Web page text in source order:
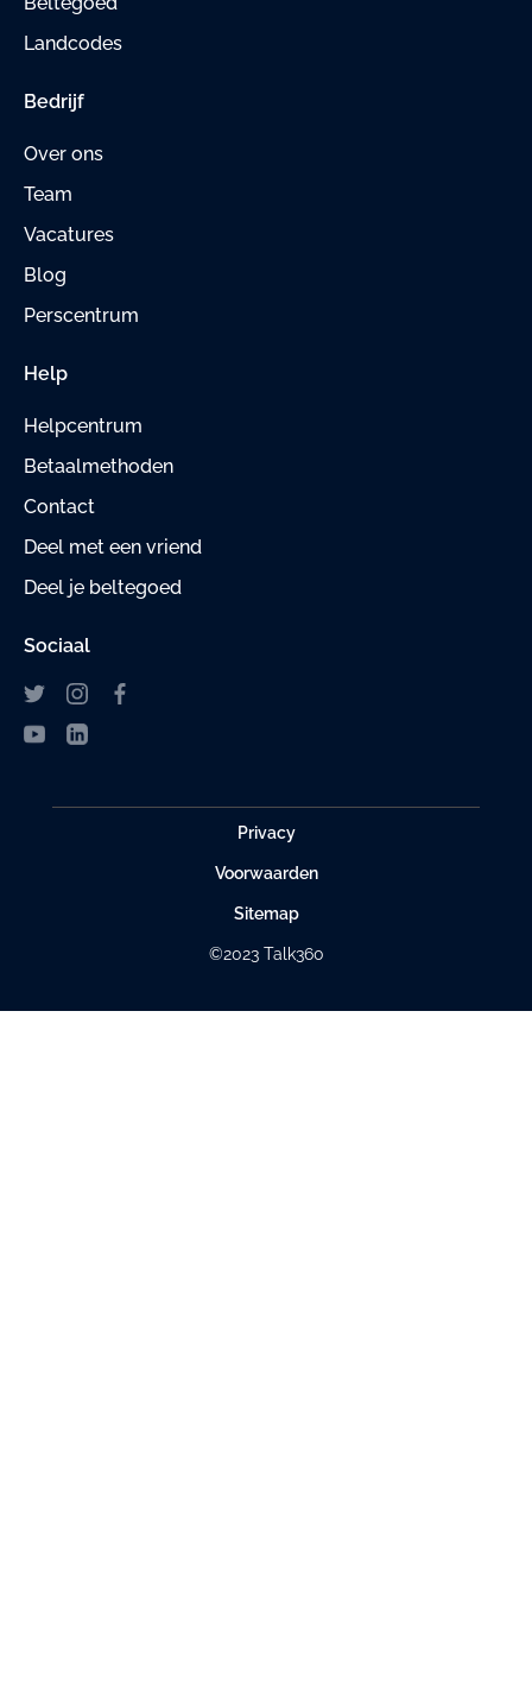
Landcodes
Bedrijf
Over ons
Team
Vacatures
Blog
Perscentrum
Help
Helpcentrum
Betaalmethoden
Contact
Deel met een vriend
Deel je beltegoed
Sociaal
Privacy
Voorwaarden
Sitemap
©2023 Talk360